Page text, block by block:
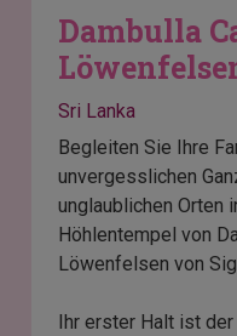
Dambulla
Sri Lanka
Begleiten Sie Ihre
unvergesslichen
unglaublichen Orten
Höhlentempel von
Löwenfelsen von
Ihr erster Halt ist